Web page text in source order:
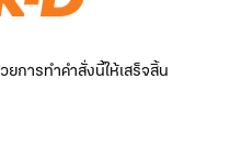
การทำคำสั่งนี้ให้เสร็จสิ้น